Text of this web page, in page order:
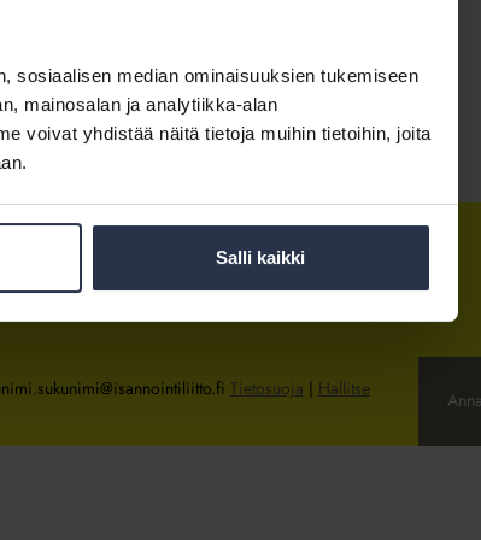
sosiaalisen median ominaisuuksien tukemiseen
mainosalan ja analytiikka-alan
voivat yhdistää näitä tietoja muihin tietoihin, joita
Salli kaikki
Tietosuoja | Hallitse